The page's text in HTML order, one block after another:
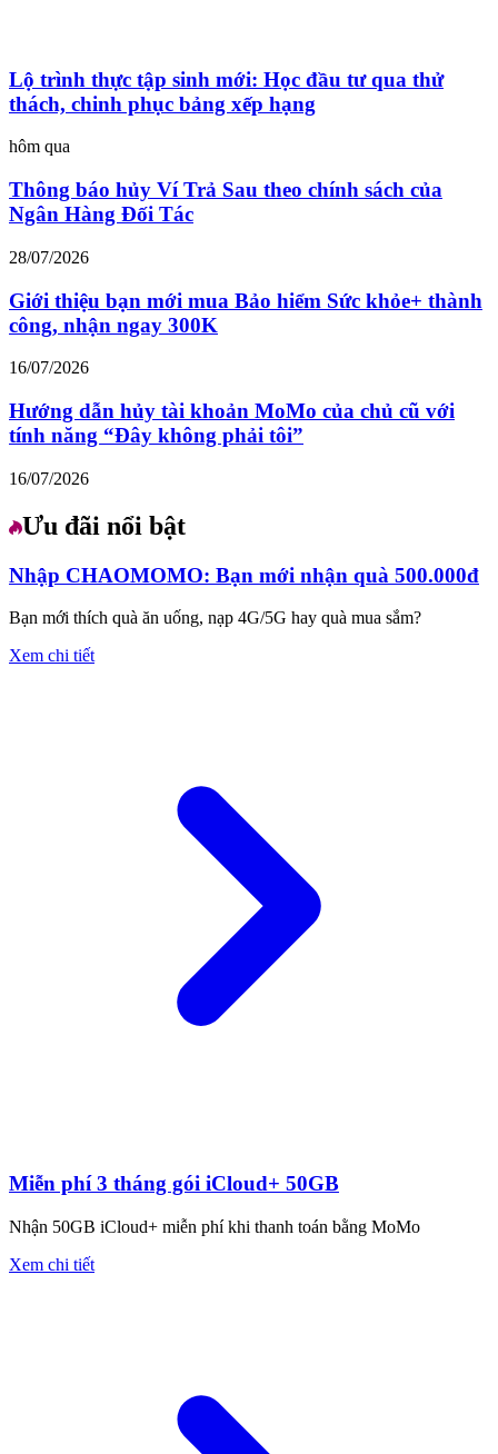
Lộ trình thực tập sinh mới: Học đầu tư qua thử
thách, chinh phục bảng xếp hạng
hôm qua
Thông báo hủy Ví Trả Sau theo chính sách của
Ngân Hàng Đối Tác
28/07/2026
Giới thiệu bạn mới mua Bảo hiểm Sức khỏe+ thành
công, nhận ngay 300K
16/07/2026
Hướng dẫn hủy tài khoản MoMo của chủ cũ với
tính năng “Đây không phải tôi”
16/07/2026
Ưu đãi nổi bật
Nhập CHAOMOMO: Bạn mới nhận quà 500.000đ
Bạn mới thích quà ăn uống, nạp 4G/5G hay quà mua sắm?
Xem chi tiết
Miễn phí 3 tháng gói iCloud+ 50GB
Nhận 50GB iCloud+ miễn phí khi thanh toán bằng MoMo
Xem chi tiết